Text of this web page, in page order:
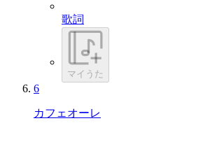
歌詞
マイうた
6
カフェオーレ